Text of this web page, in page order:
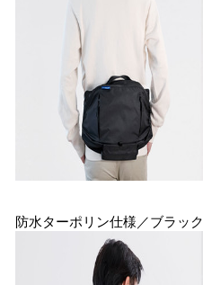
防水ターポリン仕様／ブラック